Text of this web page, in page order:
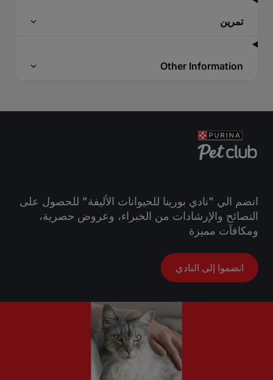
تمرين
Other Information
انضم الي "نادي بورينا للحيوانات الأليفة" للحصول على
النصائح والإرشادات من الخبراء، وعروض حصرية،
ومكافآت مميزة
انضموا إلى النادي